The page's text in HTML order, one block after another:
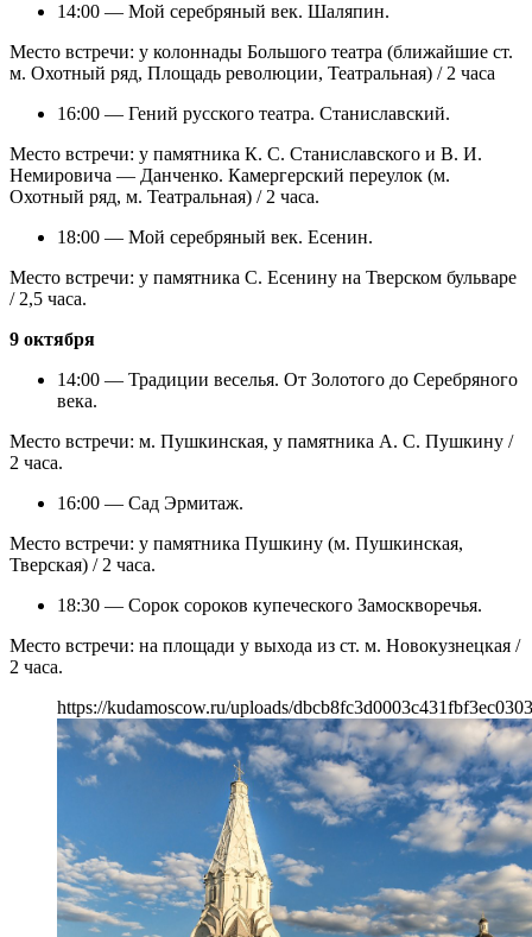
14:00 — Мой серебряный век. Шаляпин.
Место встречи: у колоннады Большого театра (ближайшие ст.
м. Охотный ряд, Площадь революции, Театральная) / 2 часа
16:00 — Гений русского театра. Станиславский.
Место встречи: у памятника К. С. Станиславского и В. И.
Немировича — Данченко. Камергерский переулок (м.
Охотный ряд, м. Театральная) / 2 часа.
18:00 — Мой серебряный век. Есенин.
Место встречи: у памятника С. Есенину на Тверском бульваре
/ 2,5 часа.
9 октября
14:00 — Традиции веселья. От Золотого до Серебряного
века.
Место встречи: м. Пушкинская, у памятника А. С. Пушкину /
2 часа.
16:00 — Сад Эрмитаж.
Место встречи: у памятника Пушкину (м. Пушкинская,
Тверская) / 2 часа.
18:30 — Сорок сороков купеческого Замоскворечья.
Место встречи: на площади у выхода из ст. м. Новокузнецкая /
2 часа.
https://kudamoscow.ru/uploads/